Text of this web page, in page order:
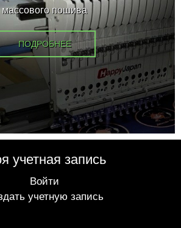
массового пошива
ПОДРОБНЕЕ
учетная запись
Войти
учетную запись